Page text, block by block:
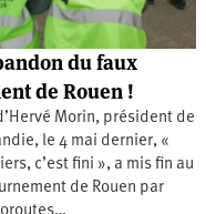
du faux
de Rouen !
Morin, président de
le 4 mai dernier, «
c’est fini », a mis fin au
de Rouen par